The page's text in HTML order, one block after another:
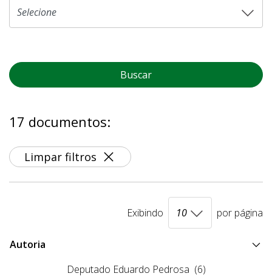
Buscar
17 documentos:
Limpar filtros
Exibindo por página
Autoria
Deputado Eduardo Pedrosa (6)